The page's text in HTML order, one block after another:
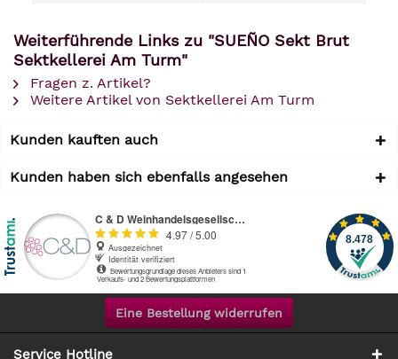
Weiterführende Links zu "SUEÑO Sekt Brut
Sektkellerei Am Turm"
Fragen z. Artikel?
Weitere Artikel von Sektkellerei Am Turm
Kunden kauften auch
Kunden haben sich ebenfalls angesehen
Eine Bestellung widerrufen
Service Hotline